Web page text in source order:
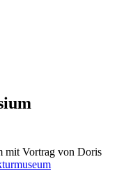
mit Vortrag von Doris